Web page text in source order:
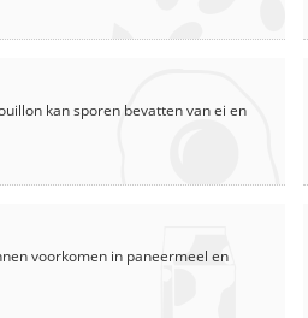
kan sporen bevatten van ei en
voorkomen in paneermeel en